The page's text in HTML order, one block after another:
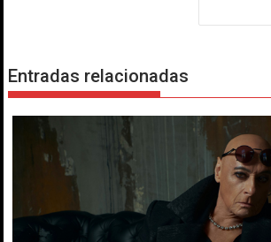
Entradas relacionadas